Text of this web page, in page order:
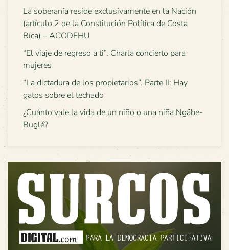
La soberanía reside exclusivamente en la Nación
(artículo 2 de la Constitución Política de Costa
Rica) – ACODEHU
“El viaje de regreso a ti”. Charla concierto para
mujeres
“La dictadura de los propietarios”. Parte II: Hay
gatos sobre el techado
¿Cuánto vale la vida de un niño o una niña Ngäbe-
Buglé?